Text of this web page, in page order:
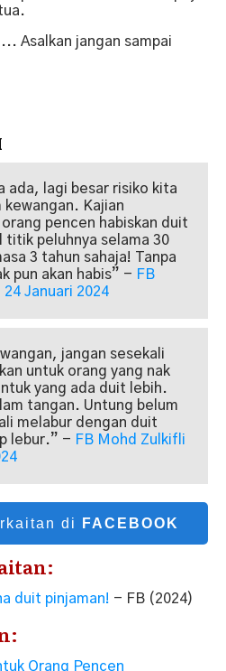
Asalkan jangan sampai
ada, lagi besar risiko kita
kewangan. Kajian
pencen habiskan duit
titik peluhnya selama 30
3 tahun sahaja! Tanpa
pun akan habis” - FB
Januari 2024
jangan sesekali
untuk orang yang nak
yang ada duit lebih.
tangan. Untung belum
melabur dengan duit
lebur.” - FB Mohd Zulkifli
di FACEBOOK
duit pinjaman! - FB (2024)
Orang Pencen